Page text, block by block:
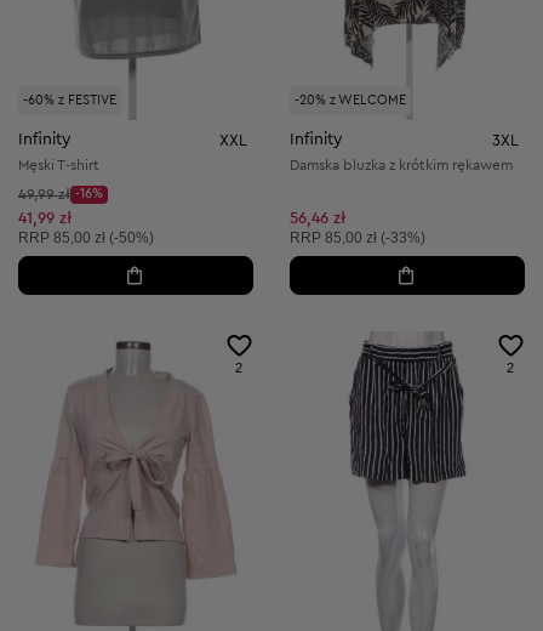
-60% z FESTIVE
Infinity XXL
Męski T-shirt
Cena początkowa:
49,99 zł
Discount Price:
-16%
Obniżona cena:
41,99 zł
Cena sugerowana:
RRP 85,00 zł (-50%)
-20% z WELCOME
Infinity 3XL
Damska bluzka z krótkim rękawem
56,46 zł
Cena sugerowana:
RRP 85,00 zł (-33%)
2 2